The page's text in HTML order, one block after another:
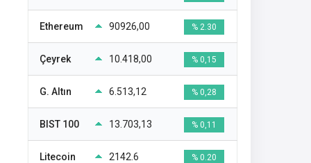
Ethereum 90926,00 % 2.30
Çeyrek 10.418,00 % 0,15
G. Altın 6.513,12 % 0,28
BIST 100 13.703,13 % 0,11
Litecoin 2142.6 % 0.20